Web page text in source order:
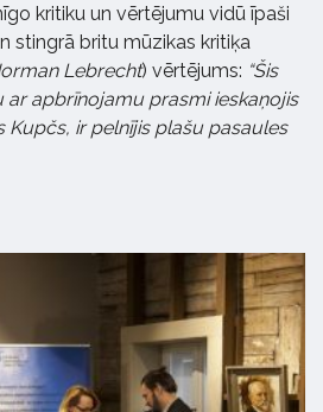
kritiku un vērtējumu vidū īpaši
stingrā britu mūzikas kritiķa
Lebrecht) vērtējums: “Šis
ar apbrīnojamu prasmi ieskaņojis
Kupčs, ir pelnījis plašu pasaules